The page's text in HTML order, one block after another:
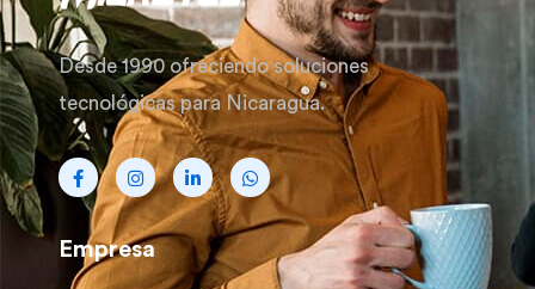
Desde 1990 ofreciendo soluciones
tecnológicas para Nicaragua.
Empresa